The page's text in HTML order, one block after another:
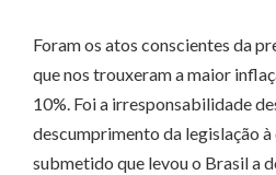
Foram os atos conscientes da
que nos trouxeram a maior
10%. Foi a irresponsabilidade
descumprimento da legislação à
submetido que levou o Brasil a